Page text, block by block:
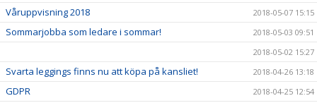
Våruppvisning 2018 2018-05-07 15:15
Sommarjobba som ledare i sommar!
2018-05-03 09:51
2018-05-02 15:27
Svarta leggings finns nu att köpa på kansliet! 2018-04-26 13:18
GDPR 2018-04-25 12:54